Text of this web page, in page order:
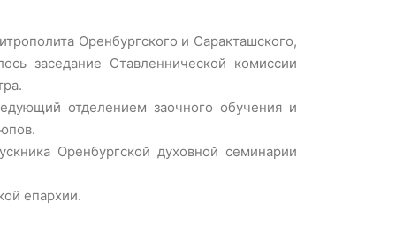
Оренбургского и Саракташского,
заседание Ставленнической комиссии
отделением заочного обучения и
Оренбургской духовной семинарии
епархии.